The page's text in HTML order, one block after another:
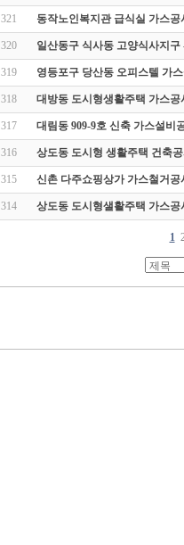
321 동작노인복지관 급식실 가스공
320 일산동구 식사동 고양식사지구
319 영등포구 당산동 오피스텔 가
318 대방동 도시형생활주택 가스공
317 대림동 909-9호 신축 가스설비
316 상도동 도시형 생활주택 건축
315 신촌 다주쇼핑상가 가스철거공
314 상도동 도시형샐활주택 가스공
1